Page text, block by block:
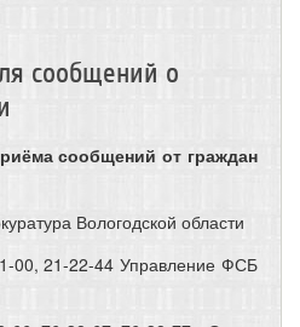
сообщений о
сообщений от граждан
Вологодской области
00, 21-22-44 Управление ФСБ